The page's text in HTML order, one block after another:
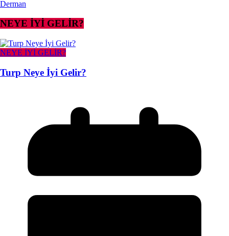
Derman
NEYE İYİ GELİR?
NEYE İYİ GELİR?
Turp Neye İyi Gelir?